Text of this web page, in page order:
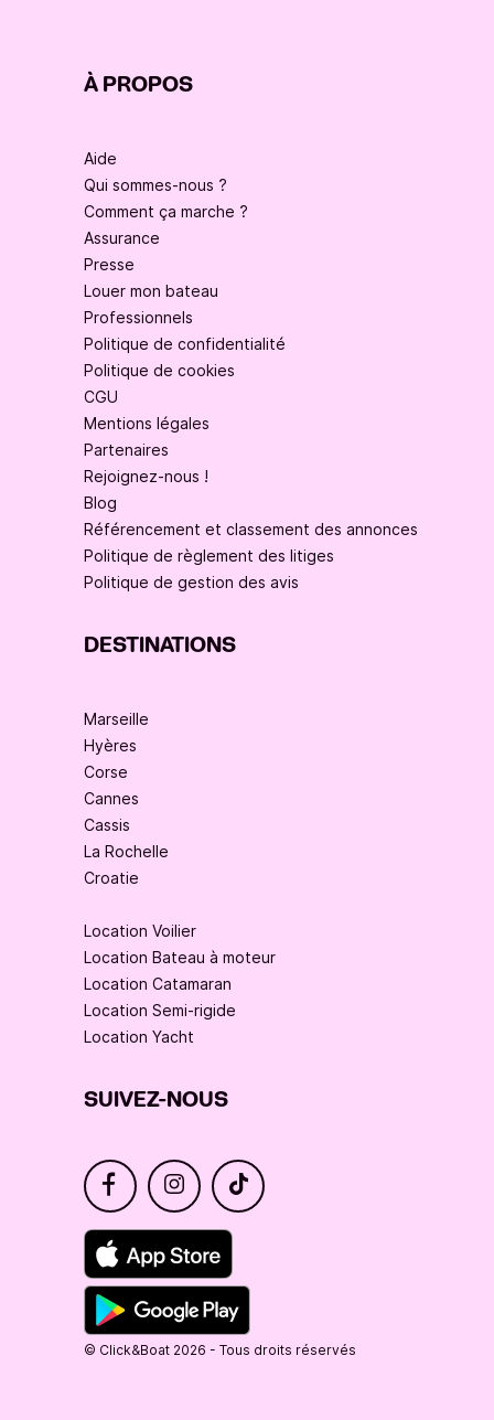
À PROPOS
Aide
Qui sommes-nous ?
Comment ça marche ?
Assurance
Presse
Louer mon bateau
Professionnels
Politique de confidentialité
Politique de cookies
CGU
Mentions légales
Partenaires
Rejoignez-nous !
Blog
Référencement et classement des annonces
Politique de règlement des litiges
Politique de gestion des avis
DESTINATIONS
Marseille
Hyères
Corse
Cannes
Cassis
La Rochelle
Croatie
Location Voilier
Location Bateau à moteur
Location Catamaran
Location Semi-rigide
Location Yacht
SUIVEZ-NOUS
© Click&Boat 2026 - Tous droits réservés